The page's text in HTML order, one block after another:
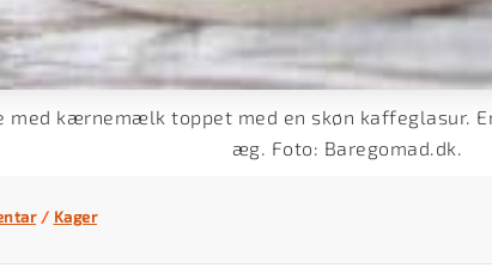
med kærnemælk toppet med en skøn kaffeglasur.
æg. Foto: Baregomad.dk.
/ Kager